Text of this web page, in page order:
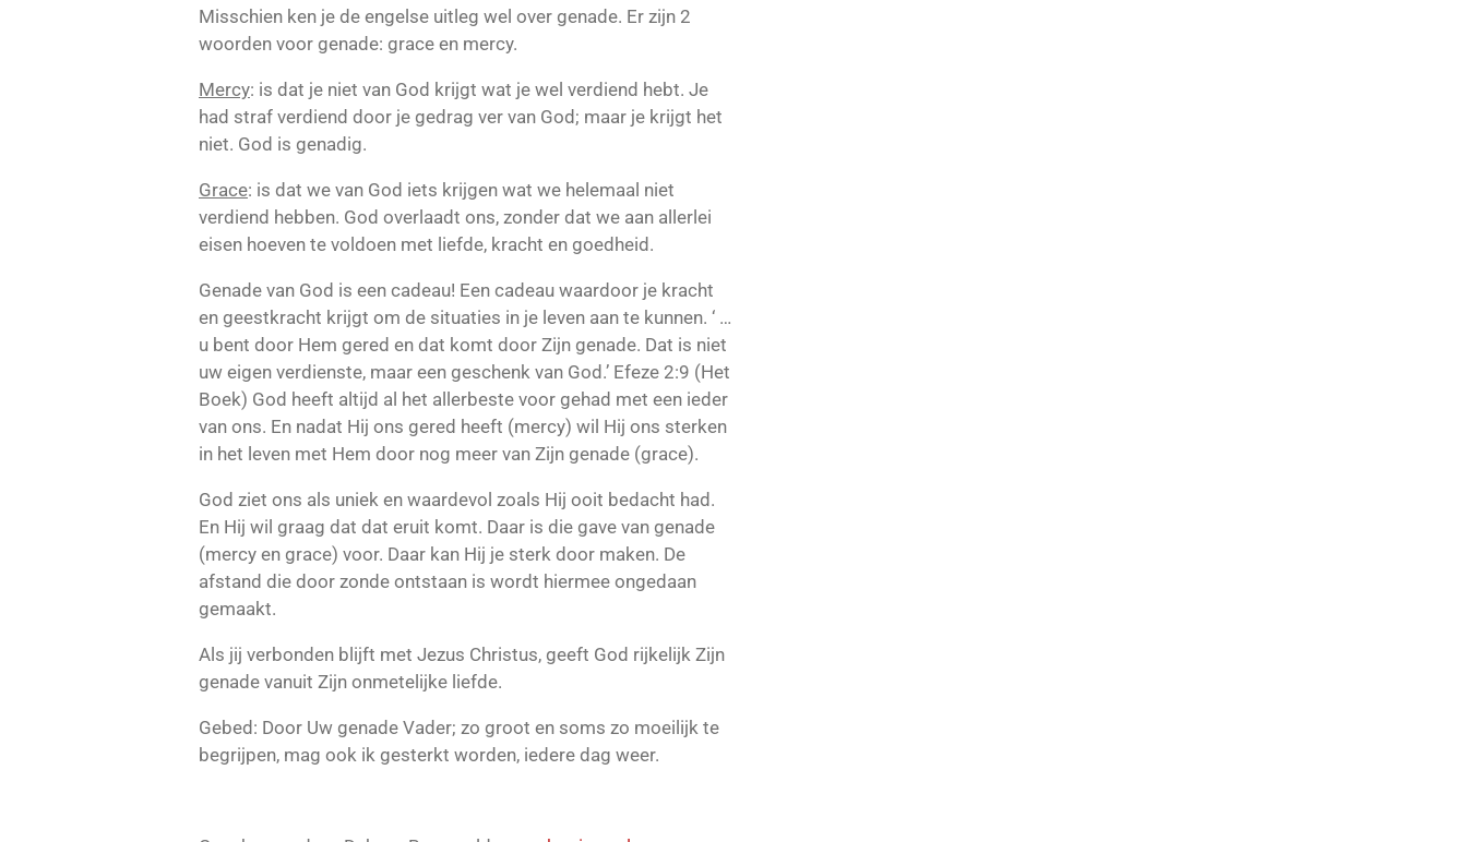
Misschien ken je de engelse uitleg wel over genade. Er zijn 2
woorden voor genade: grace en mercy.
Mercy: is dat je niet van God krijgt wat je wel verdiend hebt. Je
had straf verdiend door je gedrag ver van God; maar je krijgt het
niet. God is genadig.
Grace: is dat we van God iets krijgen wat we helemaal niet
verdiend hebben. God overlaadt ons, zonder dat we aan allerlei
eisen hoeven te voldoen met liefde, kracht en goedheid.
Genade van God is een cadeau! Een cadeau waardoor je kracht
en geestkracht krijgt om de situaties in je leven aan te kunnen. ‘ …
u bent door Hem gered en dat komt door Zijn genade. Dat is niet
uw eigen verdienste, maar een geschenk van God.’ Efeze 2:9 (Het
Boek) God heeft altijd al het allerbeste voor gehad met een ieder
van ons. En nadat Hij ons gered heeft (mercy) wil Hij ons sterken
in het leven met Hem door nog meer van Zijn genade (grace).
God ziet ons als uniek en waardevol zoals Hij ooit bedacht had.
En Hij wil graag dat dat eruit komt. Daar is die gave van genade
(mercy en grace) voor. Daar kan Hij je sterk door maken. De
afstand die door zonde ontstaan is wordt hiermee ongedaan
gemaakt.
Als jij verbonden blijft met Jezus Christus, geeft God rijkelijk Zijn
genade vanuit Zijn onmetelijke liefde.
Gebed: Door Uw genade Vader; zo groot en soms zo moeilijk te
begrijpen, mag ook ik gesterkt worden, iedere dag weer.